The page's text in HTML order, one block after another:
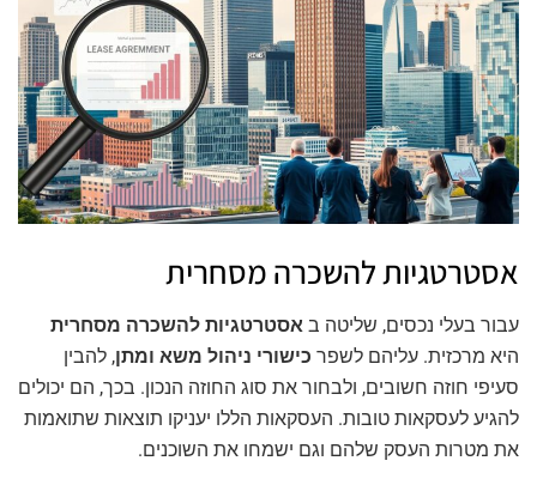
אסטרטגיות להשכרה מסחרית
עבור בעלי נכסים, שליטה ב אסטרטגיות להשכרה מסחרית
היא מרכזית. עליהם לשפר כישורי ניהול משא ומתן, להבין
סעיפי חוזה חשובים, ולבחור את סוג החוזה הנכון. בכך, הם יכולים
להגיע לעסקאות טובות. העסקאות הללו יעניקו תוצאות שתואמות
את מטרות העסק שלהם וגם ישמחו את השוכנים.